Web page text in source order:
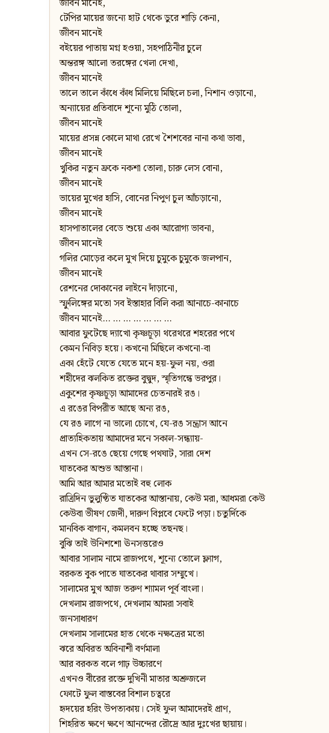
জীবন মানেই,
টেপির মায়ের জন্যে হাট থেকে ডুরে শাড়ি কেনা,
জীবন মানেই
বইয়ের পাতায় মগ্ন হওয়া, সহপাঠিনীর চুলে
অন্তরঙ্গ আলো তরঙ্গের খেলা দেখা,
জীবন মানেই
তালে তালে কাঁধে কাঁধ মিলিয়ে মিছিলে চলা, নিশান ওড়ানো,
অন্যায়ের প্রতিবাদে শূন্যে মুঠি তোলা,
জীবন মানেই
মায়ের প্রসন্ন কোলে মাথা রেখে শৈশবের নানা কথা ভাবা,
জীবন মানেই
খুকির নতুন ফ্রকে নকশা তোলা, চারু লেস বোনা,
জীবন মানেই
ভায়ের মুখের হাসি, বোনের নিপুণ চুল আঁচড়ানো,
জীবন মানেই
হাসপাতালের বেডে শুয়ে একা আরোগ্য ভাবনা,
জীবন মানেই
গলির মোড়ের কলে মুখ দিয়ে চুমুকে চুমুকে জলপান,
জীবন মানেই
রেশনের দোকানের লাইনে দাঁড়ানো,
স্ফুলিঙ্গের মতো সব ইস্তাহার বিলি করা আনাচে-কানাচে
জীবন মানেই… … … … … … …
আবার ফুটেছে দ্যাখো কৃষ্ণচূড়া থরেথরে শহরের পথে
কেমন নিবিড় হয়ে। কখনো মিছিলে কখনো-বা
একা হেঁটে যেতে যেতে মনে হয়-ফুল নয়, ওরা
শহীদের ঝলকিত রক্তের বুদ্বুদ, স্মৃতিগন্ধে ভরপুর।
একুশের কৃষ্ণচূড়া আমাদের চেতনারই রঙ।
এ রঙের বিপরীত আছে অন্য রঙ,
যে রঙ লাগে না ভালো চোখে, যে-রঙ সন্ত্রাস আনে
প্রাত্যহিকতায় আমাদের মনে সকাল-সন্ধ্যায়-
এখন সে-রঙে ছেয়ে গেছে পথঘাট, সারা দেশ
ঘাতকের অশুভ আস্তানা।
আমি আর আমার মতোই বহু লোক
রাত্রিদিন ভুলুণ্ঠিত ঘাতকের আস্তানায়, কেউ মরা, আধমরা কেউ
কেউবা ভীষণ জেদী, দারুণ বিপ্লবে ফেটে পড়া। চতুর্দিকে
মানবিক বাগান, কমলবন হচ্ছে তছনছ।
বুঝি তাই উনিশশো ঊনসত্তরেও
আবার সালাম নামে রাজপথে, শূন্যে তোলে ফ্ল্যাগ,
বরকত বুক পাতে ঘাতকের থাবার সম্মুখে।
সালামের মুখ আজ তরুণ শ্যামল পূর্ব বাংলা।
দেখলাম রাজপথে, দেখলাম আমরা সবাই
জনসাধারণ
দেখলাম সালামের হাত থেকে নক্ষত্রের মতো
ঝরে অবিরত অবিনাশী বর্ণমালা
আর বরকত বলে গাঢ় উচ্চারণে
এখনও বীরের রক্তে দুখিনী মাতার অশ্রুজলে
ফোটে ফুল বাস্তবের বিশাল চত্বরে
হৃদয়ের হরিং উপত্যকায়। সেই ফুল আমাদেরই প্রাণ,
শিহরিত ক্ষণে ক্ষণে আনন্দের রৌদ্রে আর দুঃখের ছায়ায়।